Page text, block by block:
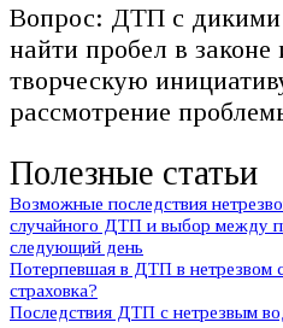
Вопрос: ДТП с
найти пробел в законе
творческую
рассмотрение
Полезные статьи
Возможные последствия
случайного ДТП и выбор между
следующий день
Потерпевшая в ДТП в нетрезвом
страховка?
Последствия ДТП с нетрезвым